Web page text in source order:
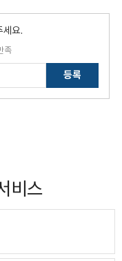
세요.
족
등록
비스